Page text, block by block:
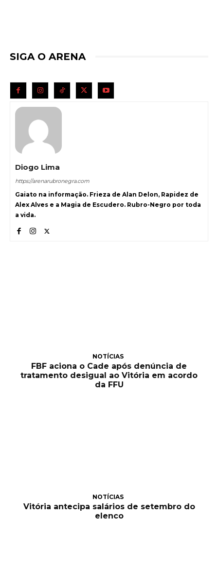
SIGA O ARENA
Diogo Lima
https://arenarubronegra.com
Gaiato na informação. Frieza de Alan Delon, Rapidez de
Alex Alves e a Magia de Escudero. Rubro-Negro por toda
a vida.
NOTÍCIAS
FBF aciona o Cade após denúncia de
tratamento desigual ao Vitória em acordo
da FFU
NOTÍCIAS
Vitória antecipa salários de setembro do
elenco